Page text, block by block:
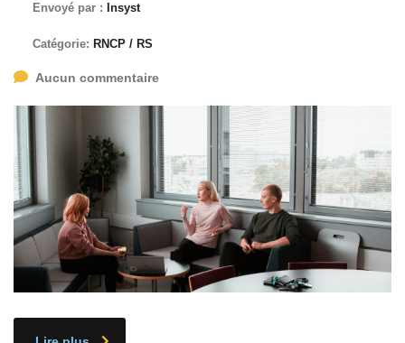
Envoyé par : Insyst
Catégorie: RNCP / RS
Aucun commentaire